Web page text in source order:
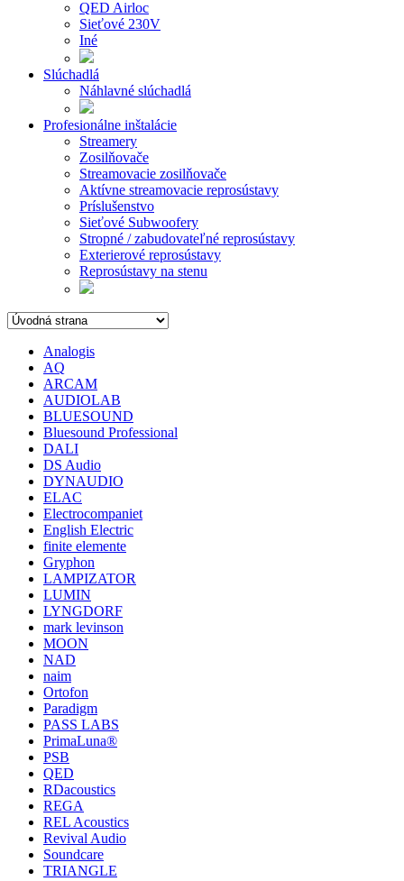
QED Airloc
Sieťové 230V
Iné
Slúchadlá
Náhlavné slúchadlá
Profesionálne inštalácie
Streamery
Zosilňovače
Streamovacie zosilňovače
Aktívne streamovacie reprosústavy
Príslušenstvo
Sieťové Subwoofery
Stropné / zabudovateľné reprosústavy
Exterierové reprosústavy
Reprosústavy na stenu
Analogis
AQ
ARCAM
AUDIOLAB
BLUESOUND
Bluesound Professional
DALI
DS Audio
DYNAUDIO
ELAC
Electrocompaniet
English Electric
finite elemente
Gryphon
LAMPIZATOR
LUMIN
LYNGDORF
mark levinson
MOON
NAD
naim
Ortofon
Paradigm
PASS LABS
PrimaLuna®
PSB
QED
RDacoustics
REGA
REL Acoustics
Revival Audio
Soundcare
TRIANGLE